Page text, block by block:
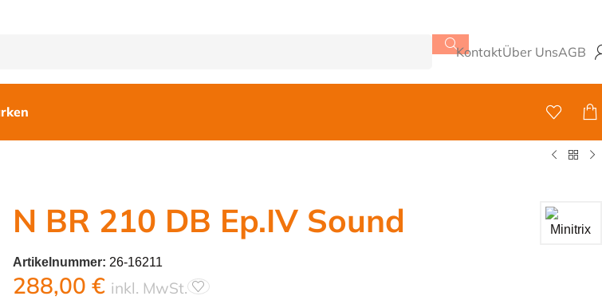
KontaktÜber UnsAGB
N BR 210 DB Ep.IV Sound
Artikelnummer: 26-16211
288,00 € inkl. MwSt.